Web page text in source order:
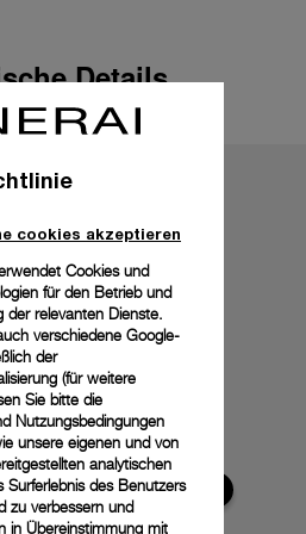
Details
cookies akzeptieren
Cookies und
für den Betrieb und
der relevanten Dienste.
verschiedene Google-
der
(für weitere
Sie bitte die
Nutzungsbedingungen
unsere eigenen und von
analytischen
Surferlebnis des Benutzers
zu verbessern und
in Übereinstimmung mit